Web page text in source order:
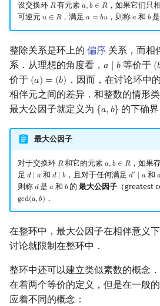
设交换环 𝑅
R有元素𝑎,𝑏 ∈ 𝑅
a, b∈R ，如果它们只
可逆元 𝑢 ∈ 𝑅
u∈R ，满足𝑎 = 𝑏𝑢
a =b u ，则称𝑎
a和 𝑏
b
整除关系是环上的 偏序 关系，而相
系．从理想的角度看， 𝑎 ∣ 𝑏
a b 等价于 (
(
价于 (𝑎) = (𝑏)
(a)=(b )
．因而，在讨论环中
相伴元之间的差异．和整数的情形
最大公因子就定义为 {𝑎,𝑏}
{a,b} 的下确界
最大公因子
对于交换环 𝑅
R和它的元素𝑎,𝑏 ∈ 𝑅
a, b∈R ，如果
足 𝑑 ∣ 𝑎
d a 和 𝑑 ∣ 𝑏
d b ，且对于任何满足 𝑑′ ∣ 𝑎
d′ 和
则称 𝑑
d是𝑎
a和 𝑏
b的最大公因子 （greatest
gcd(𝑎,𝑏)
gcd(a, b) ．
在整环中，最大公因子在相伴意义
讨论就限制在整环中．
整环中还可以建立类似素数的概念
在着两个等价的定义，但是在一般
应着不同的概念：